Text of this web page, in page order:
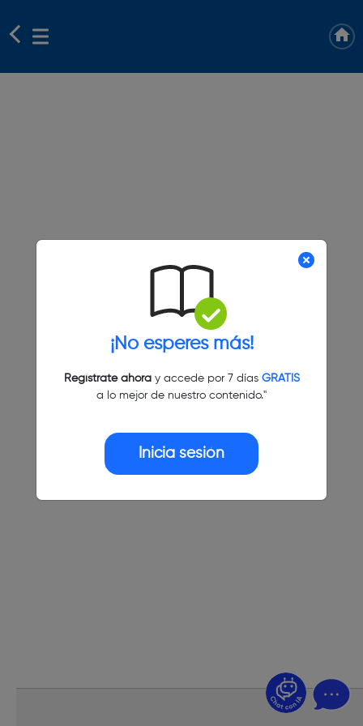
¡No esperes más!
Regístrate ahoray accede por 7 días GRATIS
a lo mejor de nuestro contenido."
Inicia sesión